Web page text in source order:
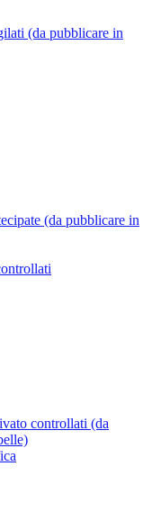
(da pubblicare in
(da pubblicare in
controllati (da